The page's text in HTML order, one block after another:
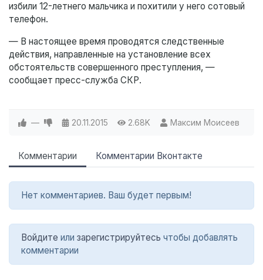
избили 12-летнего мальчика и похитили у него сотовый
телефон.
— В настоящее время проводятся следственные
действия, направленные на установление всех
обстоятельств совершенного преступления, —
сообщает пресс-служба СКР.
— 20.11.2015 2.68K Максим Моисеев
Комментарии Комментарии Вконтакте
Нет комментариев. Ваш будет первым!
Войдите или зарегистрируйтесь чтобы добавлять
комментарии